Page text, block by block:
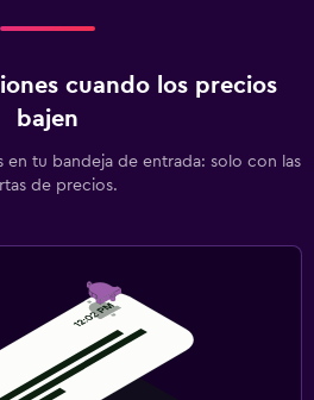
cuando los precios
bajen
en tu bandeja de entrada: solo con las
de precios.